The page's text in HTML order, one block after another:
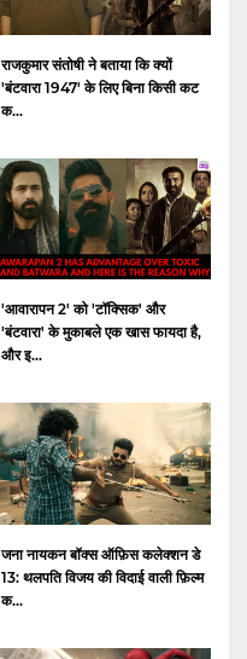
राजकुमार संतोषी ने बताया कि क्यों
'बंटवारा 1947' के लिए बिना किसी कट
क...
'आवारापन 2' को 'टॉक्सिक' और
'बंटवारा' के मुकाबले एक खास फायदा है,
और इ...
जना नायकन बॉक्स ऑफ़िस कलेक्शन डे
13: थलपति विजय की विदाई वाली फ़िल्म
क...